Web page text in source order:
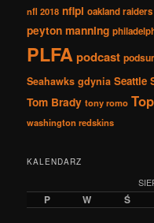
nfl 2018 nflpl oakland raiders
peyton manning
PLFApodcast
Seahawks gdynia Seattle
Tom Brady tony romo
washington redskins
KALENDARZ
P W Ś